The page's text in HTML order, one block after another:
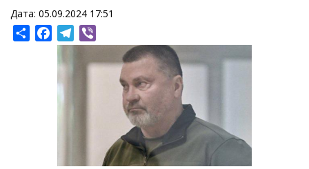
Дата: 05.09.2024 17:51
ShareFacebookTelegram